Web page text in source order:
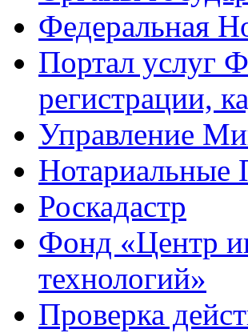
Федеральная
Портал услуг
регистрации,
Управление
Нотариальные
Роскадастр
Фонд «Центр
технологий»
Проверка